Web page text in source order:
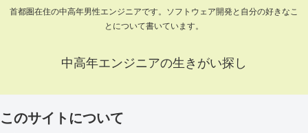
首都圏在住の中高年男性エンジニアです。ソフトウェア開発と自分の好きなこ
とについて書いています。
中高年エンジニアの生きがい探し
このサイトについて